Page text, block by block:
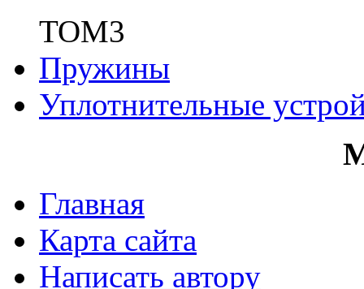
ТОМ3
Пружины
Уплотнительные
Главная
Карта сайта
Написать автору